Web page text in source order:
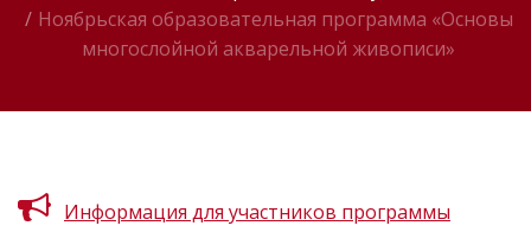
Ноябрьская образовательная программа «Основы
многослойной акварельной живописи»
Информация для участников программы